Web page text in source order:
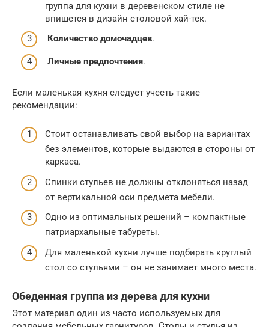
группа для кухни в деревенском стиле не
впишется в дизайн столовой хай-тек.
Количество домочадцев.
Личные предпочтения.
Если маленькая кухня следует учесть такие
рекомендации:
Стоит останавливать свой выбор на вариантах
без элементов, которые выдаются в стороны от
каркаса.
Спинки стульев не должны отклоняться назад
от вертикальной оси предмета мебели.
Одно из оптимальных решений – компактные
патриархальные табуреты.
Для маленькой кухни лучше подбирать круглый
стол со стульями – он не занимает много места.
Обеденная группа из дерева для кухни
Этот материал один из часто используемых для